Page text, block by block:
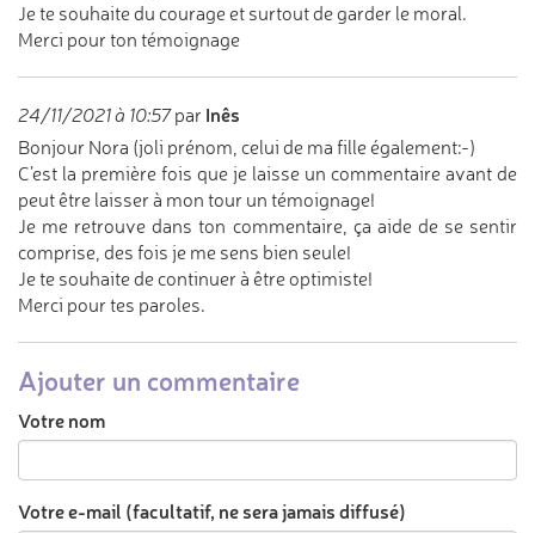
Je te souhaite du courage et surtout de garder le moral.
Merci pour ton témoignage
24/11/2021 à 10:57par Inês
Bonjour Nora (joli prénom, celui de ma fille également:-)
C’est la première fois que je laisse un commentaire avant de
peut être laisser à mon tour un témoignage!
Je me retrouve dans ton commentaire, ça aide de se sentir
comprise, des fois je me sens bien seule!
Je te souhaite de continuer à être optimiste!
Merci pour tes paroles.
Ajouter un commentaire
Votre nom
Votre e-mail (facultatif, ne sera jamais diffusé)